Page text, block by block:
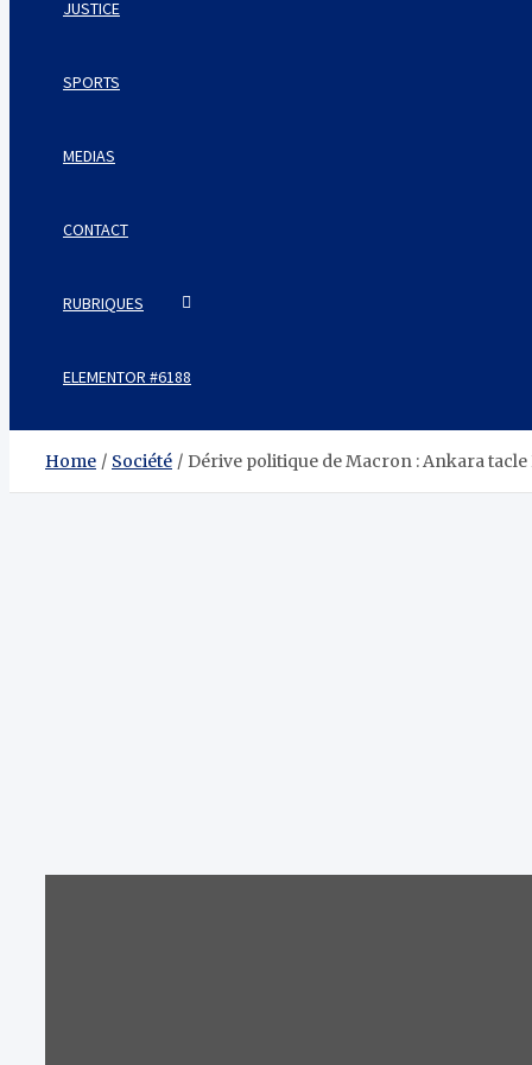
JUSTICE
SPORTS
MEDIAS
CONTACT
RUBRIQUES
ELEMENTOR #6188
Home Société Dérive politique de Macron : Ankara tacle